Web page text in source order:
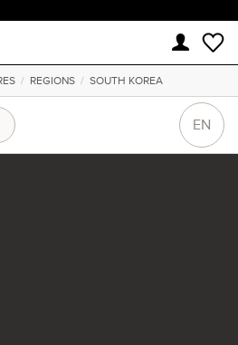
/ REGIONS/ SOUTH KOREA
EN